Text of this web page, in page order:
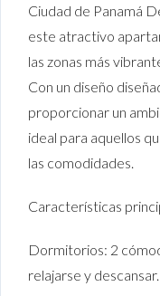
Ciudad de Panamá
este atractivo
las zonas más
Con un diseño
proporcionar un
ideal para aquellos
las comodidades.
Características
Dormitorios: 2
relajarse y descansar.